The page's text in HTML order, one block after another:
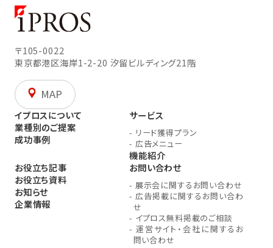
〒105-0022
東京都港区海岸1-2-20 汐留ビルディング21階
MAP
イプロスについて
業種別のご提案
成功事例
サービス
- リード獲得プラン
- 広告メニュー
機能紹介
お役立ち記事
お役立ち資料
お知らせ
企業情報
お問い合わせ
- 展示会に関するお問い合わせ
- 広告掲載に関するお問い合わ
せ
- イプロス無料掲載のご相談
- 運営サイト・会社に関するお
問い合わせ